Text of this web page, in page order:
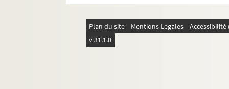
Plan du site Mentions Légales
v 31.1.0